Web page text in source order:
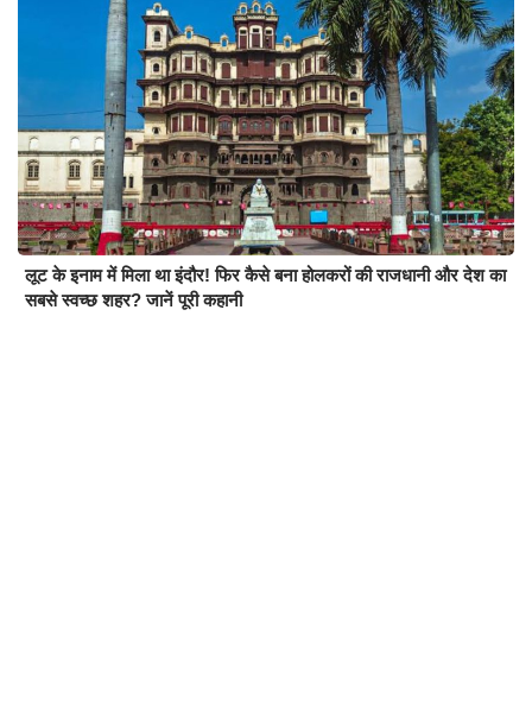
लूट के इनाम में मिला था इंदौर! फिर कैसे बना होलकरों की राजधानी और देश का
सबसे स्वच्छ शहर? जानें पूरी कहानी